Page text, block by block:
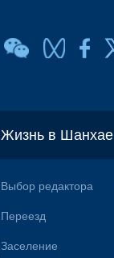
Жизнь в Шанхае
Выбор редактора
Переезд
Заселение